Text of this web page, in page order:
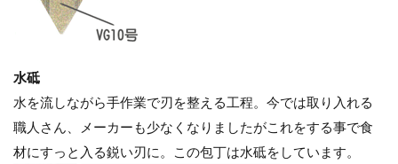
水砥
水を流しながら手作業で刃を整える工程。今では取り入れる
職人さん、メーカーも少なくなりましたがこれをする事で食
材にすっと入る鋭い刃に。この包丁は水砥をしています。